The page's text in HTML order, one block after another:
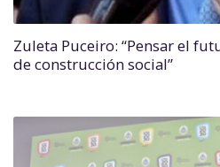
Zuleta Puceiro: “Pensar el
de construcción social”